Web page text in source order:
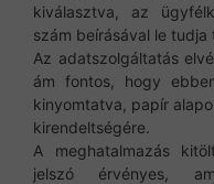
kiválasztva, az
szám beírásával le
Az adatszolgáltatás
ám fontos, hogy
kinyomtatva, papír
kirendeltségére.
A meghatalmazás
jelszó érvényes,